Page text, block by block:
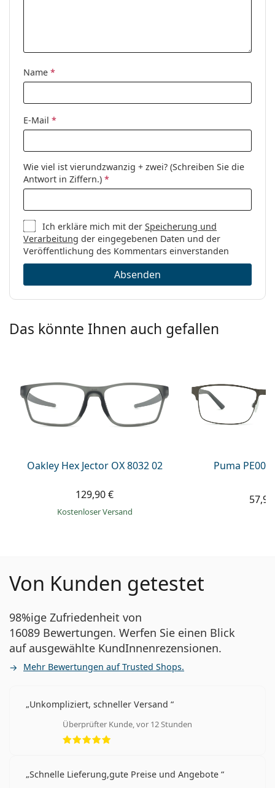
Marke:
Armani Exchange
Code:
Name *
E-Mail *
Wie viel ist vierundzwanzig + zwei? (Schreiben Sie die
Antwort in Ziffern.) *
Ich erkläre mich mit derSpeicherung und
Verarbeitung der eingegebenen Daten und der
Veröffentlichung des Kommentars einverstanden
Absenden
Das könnte Ihnen auch gefallen
Oakley Hex Jector OX 8032 02
129,90 €
Kostenloser Versand
Puma
Von Kunden getestet
98%ige Zufriedenheit von
16089 Bewertungen. Werfen Sie einen Blick
auf ausgewählte KundInnenrezensionen.
Mehr Bewertungen auf Trusted Shops.
Unkompliziert, schneller Versand
Überprüfter Kunde, vor 12 Stunden
Bewertung 5 aus 5
Schnelle Lieferung,gute Preise und Angebote